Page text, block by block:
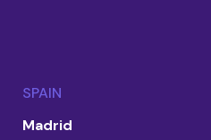
SPAIN
Madrid